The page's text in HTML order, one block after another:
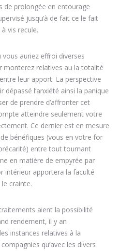
de prolongée en entourage
jusqu’à de fait ce le fait
vis recule.
vous auriez effroi diverses
monterez relatives au la totalité
leur apport. La perspective
l’anxiété ainsi la panique
de prendre d’affronter cet
atteindre seulement votre
Ce dernier est en mesure
bénéfiques (vous en votre for
entre tout tournant
en matière de empyrée par
intérieur apportera la faculté
crainte.
aient la possibilité
rendement, il y an
instances relatives à la
qu’avec les divers